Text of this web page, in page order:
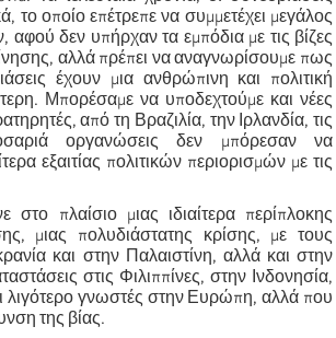
το οποίο επέτρεπε να συμμετέχει μεγάλος
δεν υπήρχαν τα εμπόδια με τις βίζες
αλλά πρέπει να αναγνωρίσουμε πως
έχουν μια ανθρώπινη και πολιτική
Μπορέσαμε να υποδεχτούμε και νέες
από τη Βραζιλία, την Ιρλανδία, τις
οργανώσεις δεν μπόρεσαν να
εξαιτίας πολιτικών περιορισμών με τις
στο πλαίσιο μιας ιδιαίτερα περίπλοκης
μιας πολυδιάστατης κρίσης, με τους
και στην Παλαιστίνη, αλλά και στην
στις Φιλιππίνες, στην Ινδονησία,
λιγότερο γνωστές στην Ευρώπη, αλλά που
της βίας.